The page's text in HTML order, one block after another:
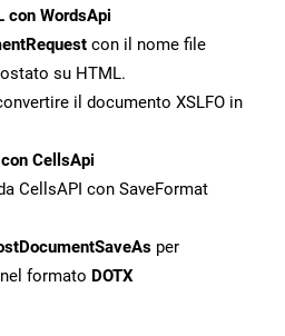
con WordsApi
con il nome file
su HTML.
il documento XSLFO in
CellsApi
CellsAPI con SaveFormat
per
formato DOTX